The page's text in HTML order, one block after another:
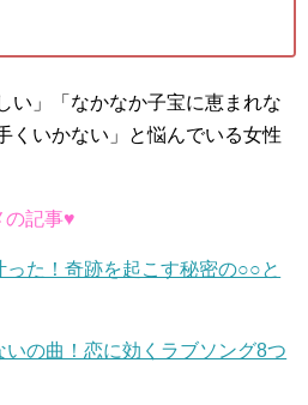
い」「なかなか子宝に恵まれな
くいかない」と悩んでいる女性
の記事♥
た！奇跡を起こす秘密の○○と
の曲！恋に効くラブソング8つ